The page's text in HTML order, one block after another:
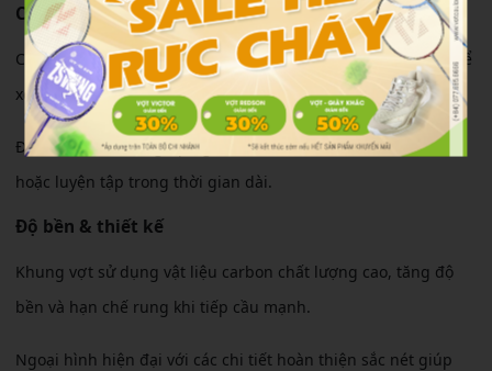
Cảm giác sử dụng
Cây vợt cho cảm giác cầm đầm tay nhưng vẫn đủ linh hoạt để
xoay chuyển trong các pha cầu trên lưới.
Độ trợ lực ổn định giúp người chơi tiết kiệm sức khi thi đấu
hoặc luyện tập trong thời gian dài.
Độ bền & thiết kế
Khung vợt sử dụng vật liệu carbon chất lượng cao, tăng độ
bền và hạn chế rung khi tiếp cầu mạnh.
Ngoại hình hiện đại với các chi tiết hoàn thiện sắc nét giúp